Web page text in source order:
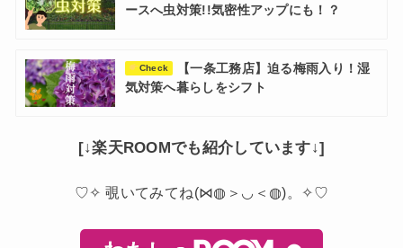
ースへ虫対策!!気密性アップにも！？
Check
【一条工務店】迫る梅雨入り！湿
気対策へ暮らしをシフト
[↓楽天ROOMでも紹介しています↓]
♡✧ 覗いてみてね(⋈◍＞◡＜◍)。✧♡